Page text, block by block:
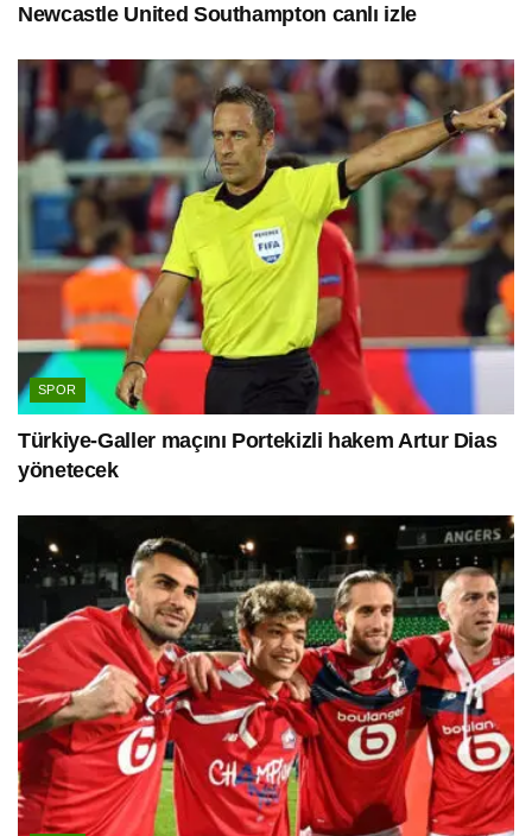
Newcastle United Southampton canlı izle
SPOR
Türkiye-Galler maçını Portekizli hakem Artur Dias
yönetecek